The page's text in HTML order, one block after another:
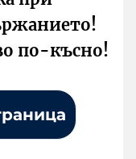
по-късно!